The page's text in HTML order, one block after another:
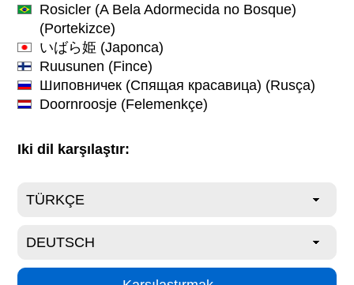
Rosicler (A Bela Adormecida no Bosque)
(Portekizce)
いばら姫 (Japonca)
Ruusunen (Fince)
Шиповничек (Спящая красавица) (Rusça)
Doornroosje (Felemenkçe)
Iki dil karşılaştır: